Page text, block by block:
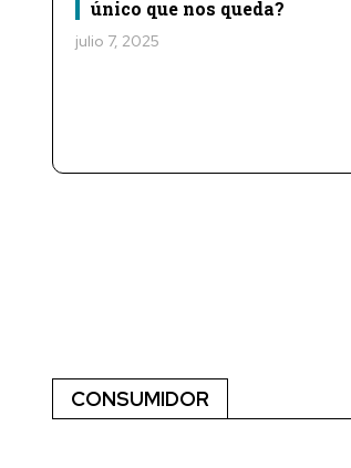
único que nos queda?
julio 7, 2025
CONSUMIDOR